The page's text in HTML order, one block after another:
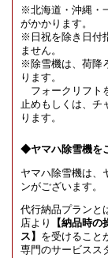
※北海道・沖縄・
がかかります。
※日祝を除き日付
ません。
※除雪機は、荷降
ります。
フォークリフト
止めもしくは、チ
ります。
◆ヤマハ除雪機を
ヤマハ除雪機は、
ンがございます。
代行納品プランと
店より
【納品時
ス】 を受けること
専門のサービスス